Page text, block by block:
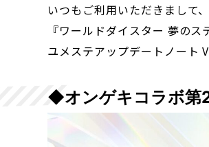
いつもご利用いただきまして
『ワールドダイスター 夢のス
ユメステアップデートノート
◆オンゲキコラボ第